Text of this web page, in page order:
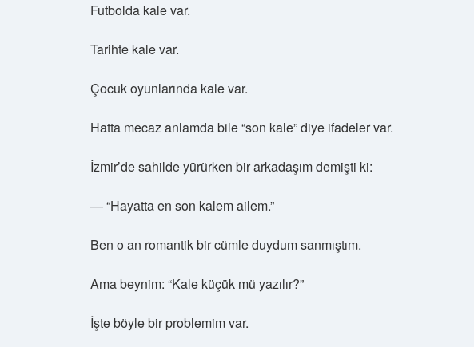
Futbolda kale var.
Tarihte kale var.
Çocuk oyunlarında kale var.
Hatta mecaz anlamda bile “son kale” diye ifadeler var.
İzmir’de sahilde yürürken bir arkadaşım demişti ki:
— “Hayatta en son kalem ailem.”
Ben o an romantik bir cümle duydum sanmıştım.
Ama beynim: “Kale küçük mü yazılır?”
İşte böyle bir problemim var.